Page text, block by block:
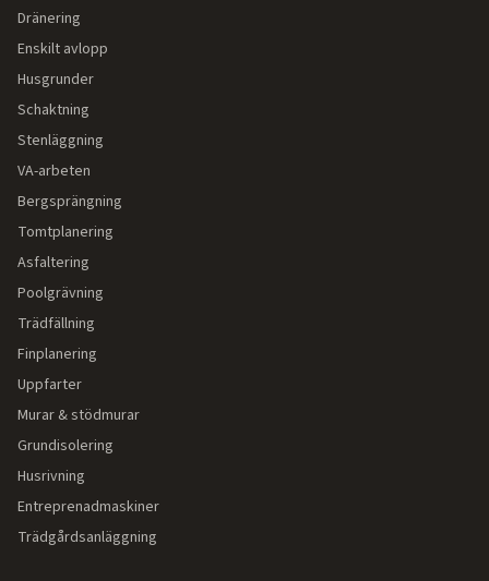
Dränering
Enskilt avlopp
Husgrunder
Schaktning
Stenläggning
VA-arbeten
Bergsprängning
Tomtplanering
Asfaltering
Poolgrävning
Trädfällning
Finplanering
Uppfarter
Murar & stödmurar
Grundisolering
Husrivning
Entreprenadmaskiner
Trädgårdsanläggning